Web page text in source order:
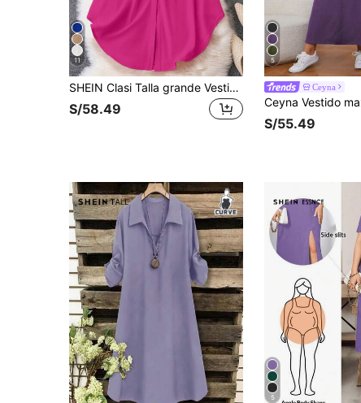
11
SHEIN Clasi Talla grande Vestido camisero de manga enrollada con botón bajo curvo
S/58.49
5
Ceyna
S/55.49
5